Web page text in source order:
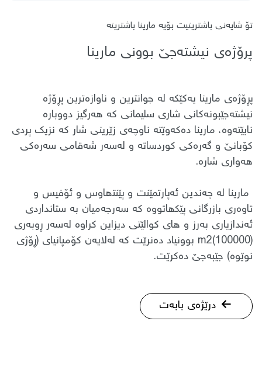
تۆ شایەنی باشترینیت بۆیە مارینا باشترینە
پرۆژەی نیشتەجێ بوونی مارینا
پڕۆژەی مارینا یەكێكە لە جوانترین و ناوازەترین پڕۆژە
نیشتەجێبونەكانی شاری سلیمانی كە ھەرگیز دووبارە
نابێتەوە، مارینا دەكەوێتە ناوچەی زێرینی شار كە نزیك پردی
كۆبانێ و گەرەكی كوردساتە و لەسەر شەقامی سەرەكی
ھەواری شارە.
مارینا لە چەندین ئەپارتمێنت و پێنتھاوس و ئۆفیس و
تاوەری بازرگانی پێكھاتووە كە سەرجەمیان بە ستانداردی
ئەندازیاری بەرز و ھای كوالێتی دیزاین كراوە لەسەر ڕوبەری
(100000)m2 بوونیاد دەنرێت كە لەلایەن كۆمپانیای (ڕۆژی
نوێوە) جێبەجێ دەكرێت.
درێژەی بابەت